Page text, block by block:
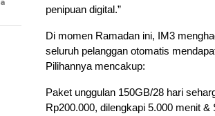
penipuan digital.”
Di momen Ramadan ini, IM3
seluruh pelanggan otomatis
Pilihannya mencakup:
Paket unggulan 150GB/28 hari
Rp200.000, dilengkapi 5.000 menit